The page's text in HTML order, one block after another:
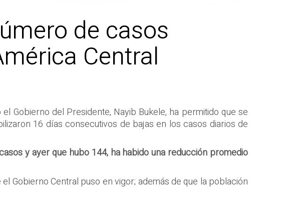
de casos
Central
Gobierno del Presidente, Nayib Bukele, ha permitido que se
16 días consecutivos de bajas en los casos diarios de
y ayer que hubo 144, ha habido una reducción promedio
Gobierno Central puso en vigor; además de que la población